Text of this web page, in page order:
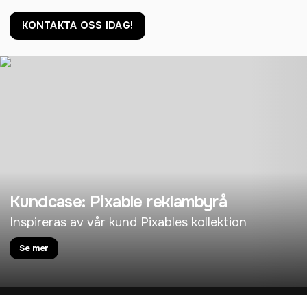
KONTAKTA OSS IDAG!
Kundcase: Pixable reklambyrå
Inspireras av vår kund Pixables kollektion
Se mer